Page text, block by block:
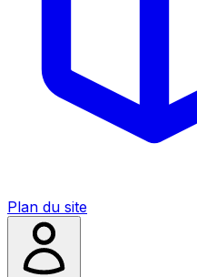
Plan du site